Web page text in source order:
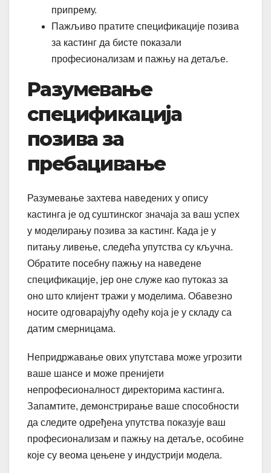
припрему.
Пажљиво пратите спецификације позива
за кастинг да бисте показали
професионализам и пажњу на детаље.
Разумевање
спецификација
позива за
пребацивање
Разумевање захтева наведених у опису
кастинга је од суштинског значаја за ваш успех
у моделирању позива за кастинг. Када је у
питању ливење, следећа упутства су кључна.
Обратите посебну пажњу на наведене
спецификације, јер оне служе као путоказ за
оно што клијент тражи у моделима. Обавезно
носите одговарајућу одећу која је у складу са
датим смерницама.
Непридржавање ових упутстава може угрозити
ваше шансе и може пренијети
непрофесионалност директорима кастинга.
Запамтите, демонстрирање ваше способности
да следите одређена упутства показује ваш
професионализам и пажњу на детаље, особине
које су веома цењене у индустрији модела.